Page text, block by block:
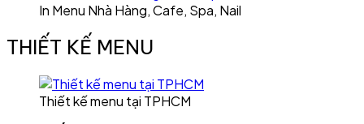
In Menu Nhà Hàng, Cafe, Spa, Nail
THIẾT KẾ MENU
Thiết kế menu tại TPHCM